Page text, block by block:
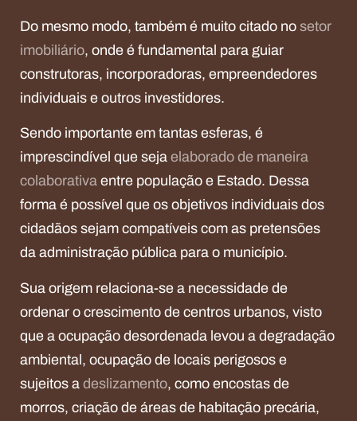
Do mesmo modo, também é muito citado no setor
imobiliário, onde é fundamental para guiar
construtoras, incorporadoras, empreendedores
individuais e outros investidores.
Sendo importante em tantas esferas, é
imprescindível que seja elaborado de maneira
colaborativa entre população e Estado. Dessa
forma é possível que os objetivos individuais dos
cidadãos sejam compatíveis com as pretensões
da administração pública para o município.
Sua origem relaciona-se a necessidade de
ordenar o crescimento de centros urbanos, visto
que a ocupação desordenada levou a degradação
ambiental, ocupação de locais perigosos e
sujeitos a deslizamento, como encostas de
morros, criação de áreas de habitação precária,